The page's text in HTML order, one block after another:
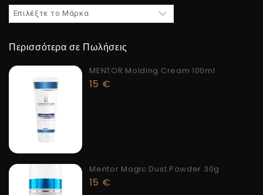
Περισσότερα σε Πωλήσεις
MENTOR Molding Cream 100ml
15 €
Mentor Magic Dust Powder 30g
15 €